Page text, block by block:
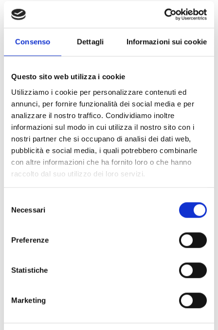
Consenso Dettagli Informazioni sui cookie
Questo sito web utilizza i cookie
Utilizziamo i cookie per personalizzare contenuti ed
annunci, per fornire funzionalità dei social media e per
analizzare il nostro traffico. Condividiamo inoltre
informazioni sul modo in cui utilizza il nostro sito con i
nostri partner che si occupano di analisi dei dati web,
pubblicità e social media, i quali potrebbero combinarle
con altre informazioni che ha fornito loro o che hanno
raccolto dal suo utilizzo dei loro servizi.
delNecessari
Preferenze
Statistiche
Marketing
WHITE PAPER
ERP in cloud: come
funziona?
Approfondisci nel white paper come
funziona il deploymente checosa
serve perché sia davvero efficace.
efficace troverai, ad esempio:
quali sono le
, come
il tipo di
prima di mettersi
ERP;